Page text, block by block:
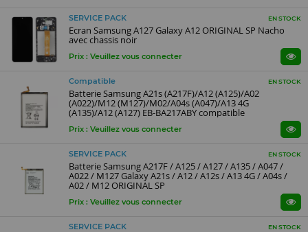
SERVICE PACK EN STOCK
Ecran Samsung A127 Galaxy A12 ORIGINAL SP Nacho
avec chassis noir
Prix : Veuillez vous connecter
Compatible EN STOCK
Batterie Samsung A21s (A217F)/A12 (A125)/A02
(A022)/M12 (M127)/M02/A04s (A047)/A13 4G
(A135)/A12 (A127) EB-BA217ABY compatible
Prix : Veuillez vous connecter
SERVICE PACK EN STOCK
Batterie Samsung A217F / A125 / A127 / A135 / A047 /
A022 / M127 Galaxy A21s / A12 / A12s / A13 4G / A04s /
A02 / M12 ORIGINAL SP
Prix : Veuillez vous connecter
SERVICE PACK EN STOCK